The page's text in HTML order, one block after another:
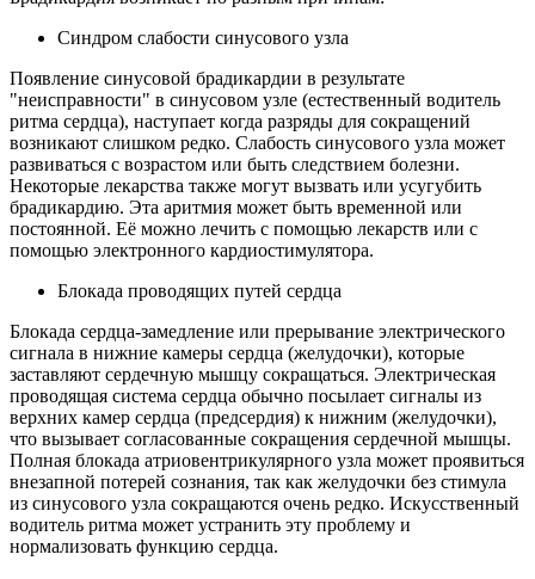
Синдром слабости синусового узла
Появление синусовой брадикардии в результате
"неисправности" в синусовом узле (естественный водитель
ритма сердца), наступает когда разряды для сокращений
возникают слишком редко. Слабость синусового узла может
развиваться с возрастом или быть следствием болезни.
Некоторые лекарства также могут вызвать или усугубить
брадикардию. Эта аритмия может быть временной или
постоянной. Её можно лечить с помощью лекарств или с
помощью электронного кардиостимулятора.
Блокада проводящих путей сердца
Блокада сердца-замедление или прерывание электрического
сигнала в нижние камеры сердца (желудочки), которые
заставляют сердечную мышцу сокращаться. Электрическая
проводящая система сердца обычно посылает сигналы из
верхних камер сердца (предсердия) к нижним (желудочки),
что вызывает согласованные сокращения сердечной мышцы.
Полная блокада атриовентрикулярного узла может проявиться
внезапной потерей сознания, так как желудочки без стимула
из синусового узла сокращаются очень редко. Искусственный
водитель ритма может устранить эту проблему и
нормализовать функцию сердца.